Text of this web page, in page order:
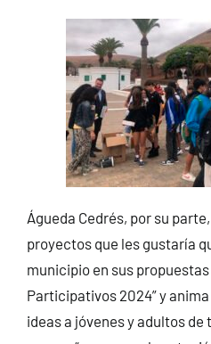
Águeda Cedrés, por su
proyectos que les gustaría
municipio en sus
Participativos 2024” y
ideas a jóvenes y adultos